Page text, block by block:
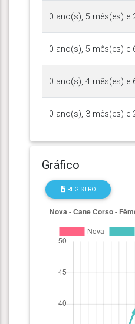
0 ano(s), 5 mês(es) e
0 ano(s), 5 mês(es) e
0 ano(s), 4 mês(es) e
0 ano(s), 3 mês(es) e
Gráfico
REGISTRO